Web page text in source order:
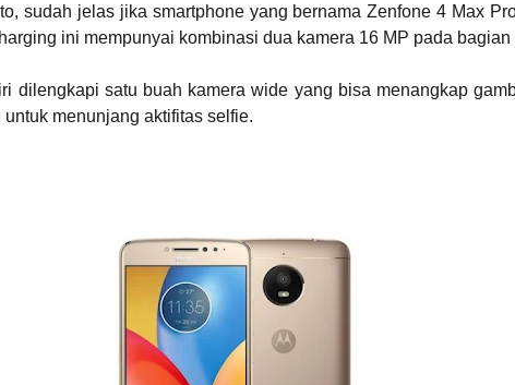
sudah jelas jika smartphone yang bernama Zenfone 4 Max
ini mempunyai kombinasi dua kamera 16 MP pada
dilengkapi satu buah kamera wide yang bisa menangkap
menunjang aktifitas selfie.